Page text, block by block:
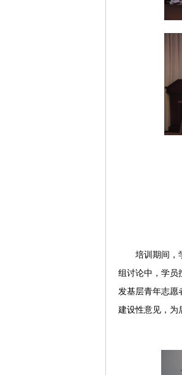
培训期间，
组讨论中，学员
发基层青年志愿
建设性意见，为